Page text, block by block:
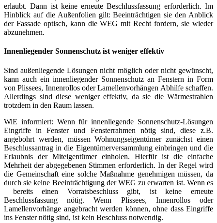
erlaubt. Dann ist keine erneute Beschlussfassung erforderlich. Im
Hinblick auf die Außenfolien gilt: Beeinträchtigen sie den Anblick
der Fassade optisch, kann die WEG mit Recht fordern, sie wieder
abzunehmen.
Innenliegender Sonnenschutz ist weniger effektiv
Sind außenliegende Lösungen nicht möglich oder nicht gewünscht,
kann auch ein innenliegender Sonnenschutz an Fenstern in Form
von Plissees, Innenrollos oder Lamellenvorhängen Abhilfe schaffen.
Allerdings sind diese weniger effektiv, da sie die Wärmestrahlen
trotzdem in den Raum lassen.
WiE informiert: Wenn für innenliegende Sonnenschutz-Lösungen
Eingriffe in Fenster und Fensterrahmen nötig sind, diese z.B.
angebohrt werden, müssen Wohnungseigentümer zunächst einen
Beschlussantrag in die Eigentümerversammlung einbringen und die
Erlaubnis der Miteigentümer einholen. Hierfür ist die einfache
Mehrheit der abgegebenen Stimmen erforderlich. In der Regel wird
die Gemeinschaft eine solche Maßnahme genehmigen müssen, da
durch sie keine Beeinträchtigung der WEG zu erwarten ist. Wenn es
bereits einen Vorratsbeschluss gibt, ist keine erneute
Beschlussfassung nötig. Wenn Plissees, Innenrollos oder
Lamellenvorhänge angebracht werden können, ohne dass Eingriffe
ins Fenster nötig sind, ist kein Beschluss notwendig.